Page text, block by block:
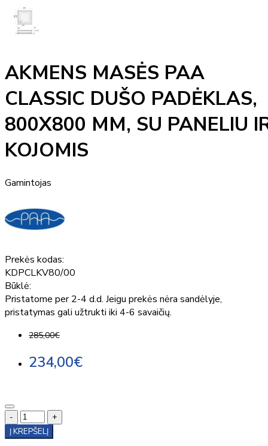
AKMENS MASĖS PAA
CLASSIC DUŠO PADĖKLAS,
800X800 MM, SU PANELIU
KOJOMIS
Gamintojas
Prekės kodas:
KDPCLKV80/00
Būklė:
Pristatome per 2-4 d.d. Jeigu prekės nėra sandėlyje,
pristatymas gali užtrukti iki 4-6 savaičių.
285,00€
234,00€
-
+
Į KREPŠELĮ